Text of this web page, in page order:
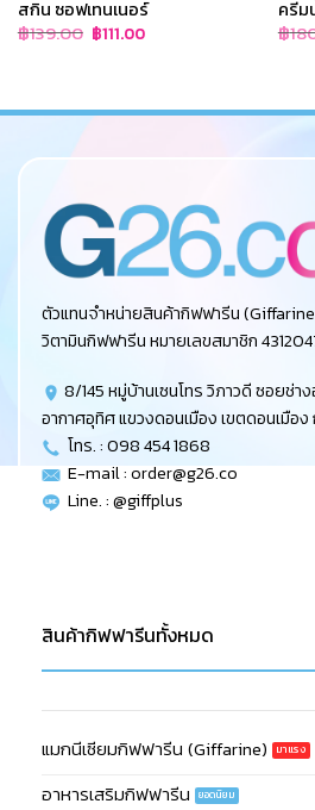
สกิน ซอฟเทนเนอร์
฿139.00 Original
price
฿111.00Current
price
ครีม
฿
ตัวแทนจำหน่ายสินค้ากิฟฟารีน
วิตามินกิฟฟารีน หมายเลขสมาชิก
8/145 หมู่บ้านเซนโทร วิภาวดี ซอยช่า
อากาศอุทิศ แขวงดอนเมือง เขตดอนเมือง
โทร. : 098 454 1868
E-mail :order@g26.co
Line. : @giffplus
สินค้ากิฟฟารีนทั้งหมด
แมกนีเซียมกิฟฟารีน (Giffarine)
อาหารเสริมกิฟฟารีน